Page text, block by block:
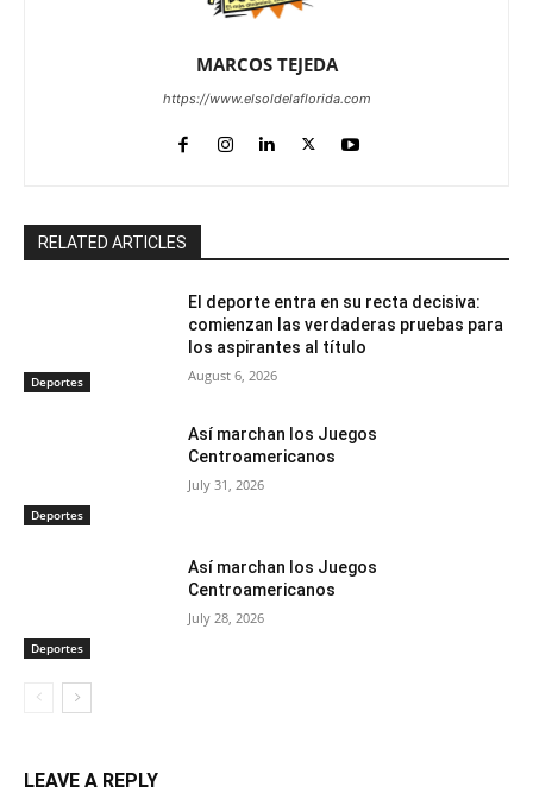
MARCOS TEJEDA
https://www.elsoldelaflorida.com
RELATED ARTICLES
Deportes
El deporte entra en su recta decisiva:
comienzan las verdaderas pruebas para
los aspirantes al título
August 6, 2026
Deportes
Así marchan los Juegos
Centroamericanos
July 31, 2026
Deportes
Así marchan los Juegos
Centroamericanos
July 28, 2026
LEAVE A REPLY